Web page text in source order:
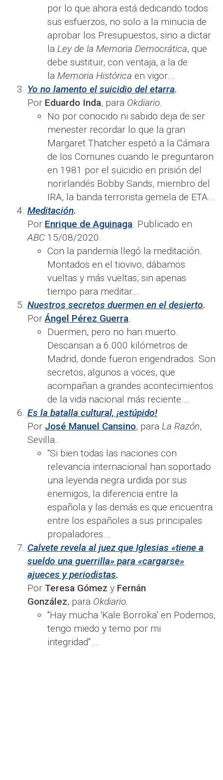
por lo que ahora está dedicando todos
sus esfuerzos, no solo a la minucia de
aprobar los Presupuestos, sino a dictar
la Ley de la Memoria Democrática, que
debe sustituir, con ventaja, a la de
la Memoria Histórica en vigor...
Yo no lamento el suicidio del etarra.
Por Eduardo Inda, para Okdiario.
No por conocido ni sabido deja de ser
menester recordar lo que la gran
Margaret Thatcher espetó a la Cámara
de los Comunes cuando le preguntaron
en 1981 por el suicidio en prisión del
norirlandés Bobby Sands, miembro del
IRA, la banda terrorista gemela de ETA...
Meditación.
Por Enrique de Aguinaga. Publicado en
ABC 15/08/2020.
Con la pandemia llegó la meditación.
Montados en el tiovivo, dábamos
vueltas y más vueltas, sin apenas
tiempo para meditar...
Nuestros secretos duermen en el desierto.
PorÁngel Pérez Guerra.
Duermen, pero no han muerto.
Descansan a 6.000 kilómetros de
Madrid, donde fueron engendrados. Son
secretos, algunos a voces, que
acompañan a grandes acontecimientos
de la vida nacional más reciente...
Es la batalla cultural, ¡estúpido!
Por José Manuel Cansino, para La Razón,
Sevilla.
“Si bien todas las naciones con
relevancia internacional han soportado
una leyenda negra urdida por sus
enemigos, la diferencia entre la
española y las demás es que encuentra
entre los españoles a sus principales
propaladores...
Calvete revela al juez que Iglesias «tiene a
sueldo una guerrilla» para «cargarse»
ajueces y periodistas.
Por Teresa Gómez y Fernán
González, para Okdiario.
"Hay mucha ‘Kale Borroka’ en Podemos,
tengo miedo y temo por mi
integridad"....